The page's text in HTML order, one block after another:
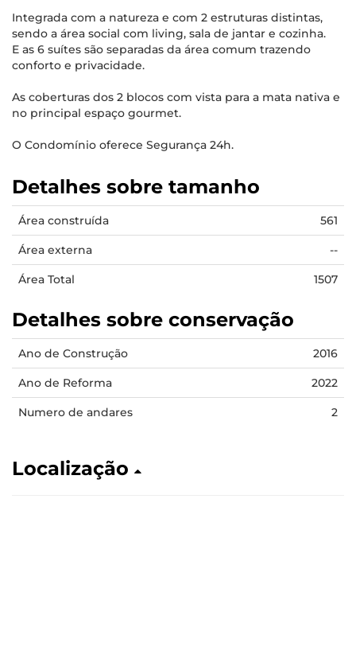
Integrada com a natureza e com 2 estruturas distintas,
sendo a área social com living, sala de jantar e cozinha.
E as 6 suítes são separadas da área comum trazendo
conforto e privacidade.
As coberturas dos 2 blocos com vista para a mata nativa e
no principal espaço gourmet.
O Condomínio oferece Segurança 24h.
Detalhes sobre tamanho
Área construída 561
Área externa --
Área Total 1507
Detalhes sobre conservação
Ano de Construção 2016
Ano de Reforma 2022
Numero de andares 2
Localização